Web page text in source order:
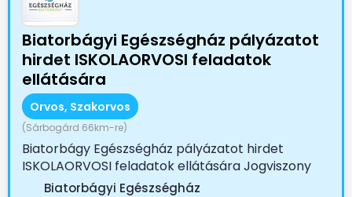
Biatorbágyi Egészségház pályázatot
hirdet ISKOLAORVOSI feladatok
ellátására
Orvos, Szakorvos
(Sárbogárd 66km-re)
Biatorbágy Egészségház pályázatot hirdet
ISKOLAORVOSI feladatok ellátására Jogviszony
tartama:...
Biatorbágyi Egészségház